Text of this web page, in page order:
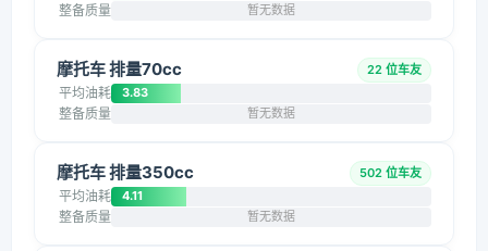
整备质量 暂无数据
摩托车 排量70cc 22 位车友
平均油耗 3.83
整备质量 暂无数据
摩托车 排量350cc 502 位车友
平均油耗 4.11
整备质量 暂无数据